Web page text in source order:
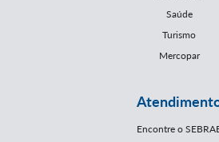
Saúde
Turismo
Mercopar
Encontre o